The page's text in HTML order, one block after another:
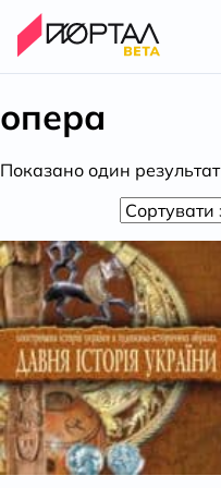
опера
Показано один результат